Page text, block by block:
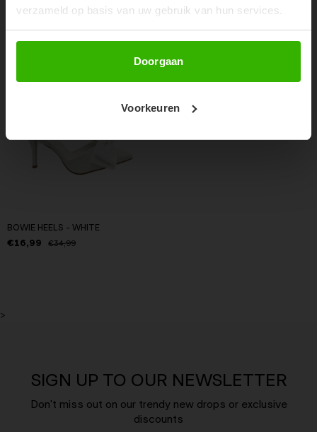
verzameld op basis van uw gebruik van hun services.
Doorgaan
Voorkeuren
51%
BOWIE HEELS - WHITE
€16,99
€34,99
>
SIGN UP TO OUR NEWSLETTER
Don't miss out on our trendy new drops or exclusive
discounts